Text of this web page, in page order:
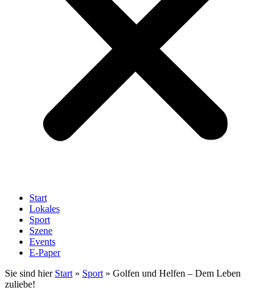
Start
Lokales
Sport
Szene
Events
E-Paper
Sie sind hier Start » Sport » Golfen und Helfen – Dem Leben
zuliebe!